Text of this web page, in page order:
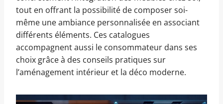
tout en offrant la possibilité de composer soi-
même une ambiance personnalisée en associant
différents éléments. Ces catalogues
accompagnent aussi le consommateur dans ses
choix grâce à des conseils pratiques sur
l’aménagement intérieur et la déco moderne.